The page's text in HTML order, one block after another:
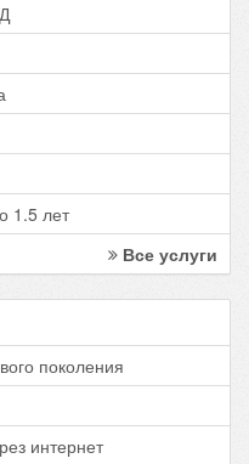
1.5 лет
Все услуги
поколения
интернет